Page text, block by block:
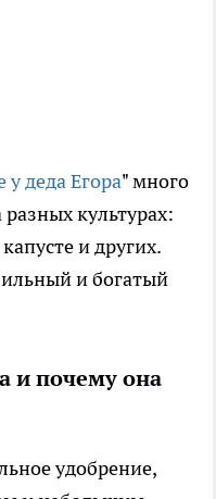
у деда Егора" много
культурах:
и других.
и богатый
и почему она
удобрение,